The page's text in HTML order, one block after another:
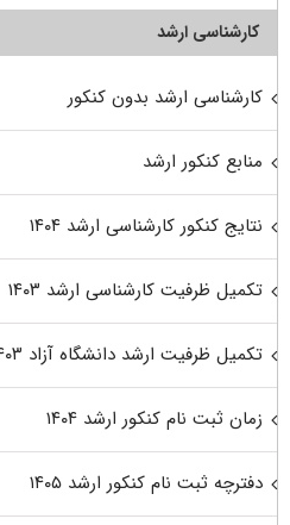
کارشناسی ارشد
کارشناسی ارشد بدون کنکور
منابع کنکور ارشد
نتایج کنکور کارشناسی ارشد ۱۴۰۴
تکمیل ظرفیت کارشناسی ارشد ۱۴۰۳
تکمیل ظرفیت ارشد دانشگاه آزاد ۱۴۰۳
زمان ثبت نام کنکور ارشد ۱۴۰۴
دفترچه ثبت نام کنکور ارشد ۱۴۰۵